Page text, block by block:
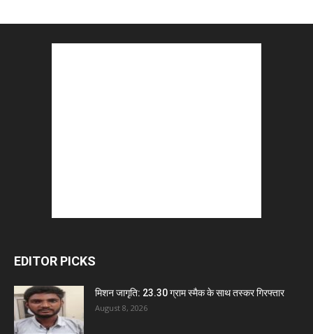
EDITOR PICKS
मिशन जागृति: 23.30 ग्राम स्मैक के साथ तस्कर गिरफ्तार
August 8, 2026